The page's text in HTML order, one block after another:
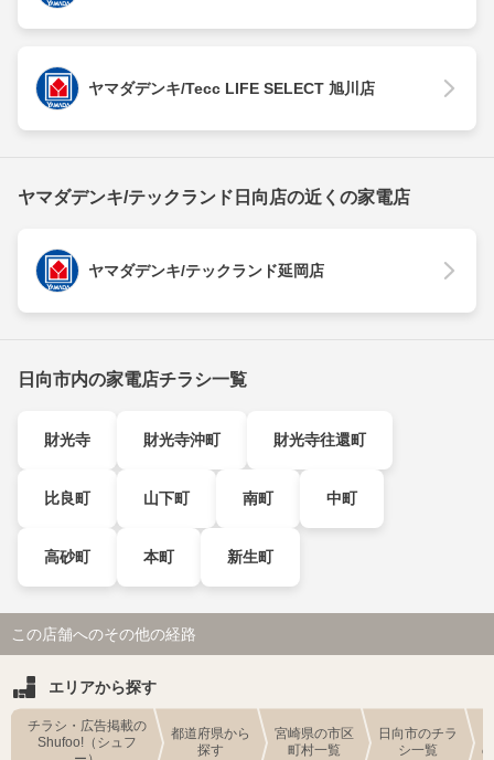
ヤマダデンキ/Tecc LIFE SELECT 旭川店
ヤマダデンキ/テックランド日向店の近くの家電店
ヤマダデンキ/テックランド延岡店
日向市内の家電店チラシ一覧
財光寺 財光寺沖町 財光寺往還町
比良町 山下町 南町 中町
高砂町 本町 新生町
この店舗へのその他の経路
エリアから探す
チラシ・広告掲載の
Shufoo!（シュフ
都道府県から
探す
宮崎県の市区
町村一覧
日向市のチラ
シ一覧